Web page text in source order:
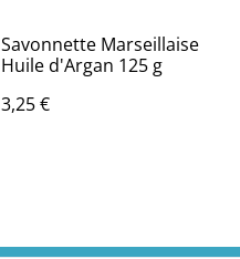
Savonnette Marseillaise
Huile d'Argan 125 g
3,25 €